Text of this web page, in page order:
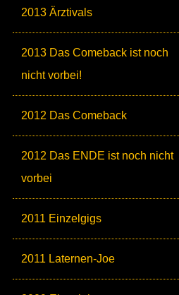
2013 Ärztivals
2013 Das Comeback ist noch
nicht vorbei!
2012 Das Comeback
2012 Das ENDE ist noch nicht
vorbei
2011 Einzelgigs
2011 Laternen-Joe